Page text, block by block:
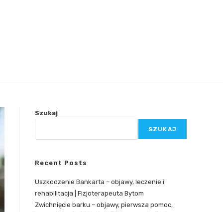
Szukaj
SZUKAJ
Recent Posts
Uszkodzenie Bankarta – objawy, leczenie i
rehabilitacja | Fizjoterapeuta Bytom
Zwichnięcie barku – objawy, pierwsza pomoc,